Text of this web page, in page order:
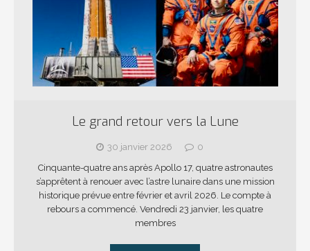
Le grand retour vers la Lune
30 janvier 2026
0
Cinquante-quatre ans après Apollo 17, quatre astronautes
s’apprêtent à renouer avec l’astre lunaire dans une mission
historique prévue entre février et avril 2026. Le compte à
rebours a commencé. Vendredi 23 janvier, les quatre
membres